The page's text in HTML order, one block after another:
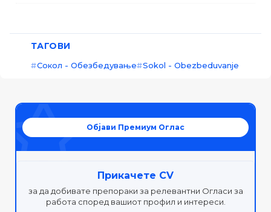
ТАГОВИ
Сокол - Обезбедување Sokol - Obezbeduvanje
Објави Премиум Оглас
Прикачете CV
за да добивате препораки за релевантни Огласи за
работа според вашиот профил и интереси.